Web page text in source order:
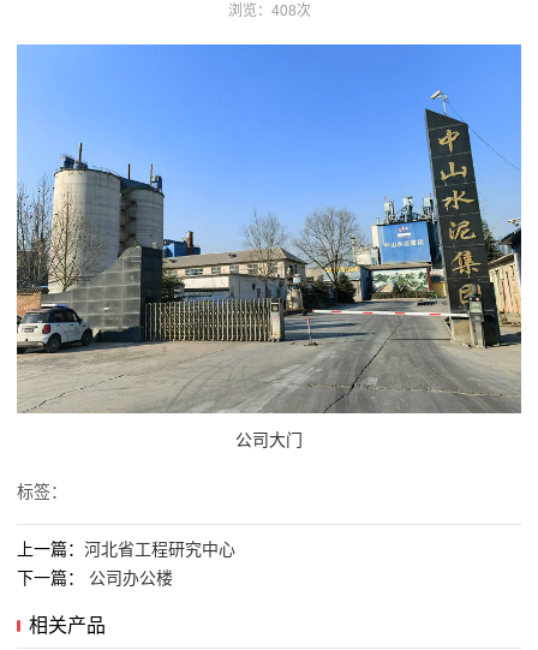
浏览：408次
公司大门
标签：
上一篇： 河北省工程研究中心
下一篇： 公司办公楼
相关产品